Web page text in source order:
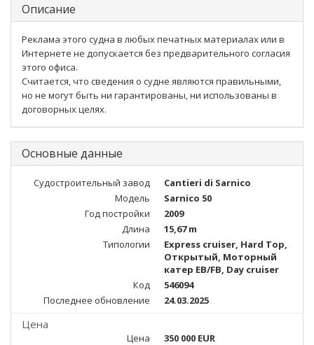
Описание
Реклама этого судна в любых печатных материалах или в
Интернете не допускается без предварительного согласия
этого офиса.
Считается, что сведения о судне являются правильными,
но не могут быть ни гарантированы, ни использованы в
договорных целях.
Основные данные
Судостроительный завод
Cantieri di Sarnico
Модель
Sarnico 50
Год постройки
2009
Длина
15,67 m
Типологии
Express cruiser, Hard Top,
Открытый, Моторный
катер EB/FB, Day cruiser
Код
546094
Последнее обновление
24.03.2025
Цена
Цена
350 000 EUR